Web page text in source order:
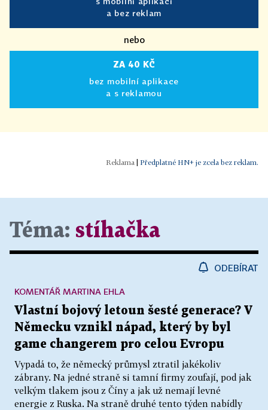
a bez reklam
nebo
ZA 40 KČ
bez mobilní aplikace
a s reklamou
| Předplatné HN+ je zcela bez reklam.
Téma: stíhačka
ODEBÍRAT
Vlastní bojový letoun šesté generace? V
Německu vznikl nápad, který by byl
game changerem pro celou Evropu
Vypadá to, že německý průmysl ztratil jakékoliv
zábrany. Na jedné straně si tamní firmy zoufají, pod jak
velkým tlakem jsou z Číny a jak už nemají levné
energie z Ruska. Na straně druhé tento týden nabídly
KOMENTÁŘ MARTINA EHLA